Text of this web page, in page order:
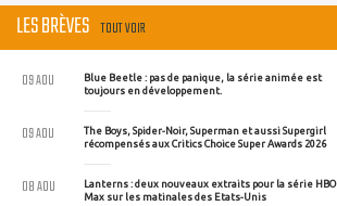
LES BRÈVES TOUT VOIR
Blue Beetle : pas de panique, la série animée est
toujours en développement.
09 AOU
The Boys, Spider-Noir, Superman et aussi Supergirl
récompensés aux Critics Choice Super Awards 2026
09 AOU
Lanterns : deux nouveaux extraits pour la série HBO
Max sur les matinales des Etats-Unis
08 AOU